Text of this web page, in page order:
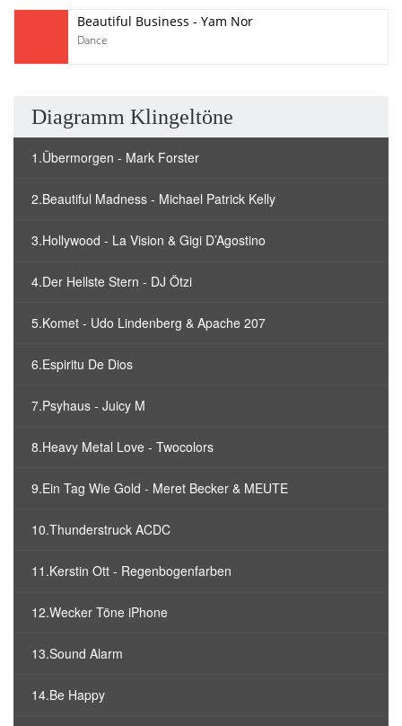
Beautiful Business - Yam Nor
Dance
Diagramm Klingeltöne
1.Übermorgen - Mark Forster
2.Beautiful Madness - Michael Patrick Kelly
3.Hollywood - La Vision & Gigi D’Agostino
4.Der Hellste Stern - DJ Ötzi
5.Komet - Udo Lindenberg & Apache 207
6.Espiritu De Dios
7.Psyhaus - Juicy M
8.Heavy Metal Love - Twocolors
9.Ein Tag Wie Gold - Meret Becker & MEUTE
10.Thunderstruck ACDC
11.Kerstin Ott - Regenbogenfarben
12.Wecker Töne iPhone
13.Sound Alarm
14.Be Happy